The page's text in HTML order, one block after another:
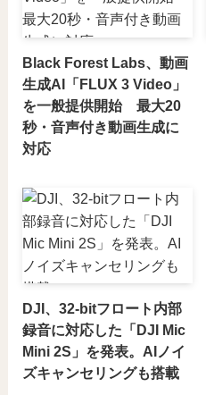
Black Forest Labs、動画
生成AI「FLUX 3 Video」
を一般提供開始 最大20
秒・音声付き動画生成に
対応
DJI、32-bitフロート内部
録音に対応した「DJI Mic
Mini 2S」を発表。AIノイ
ズキャンセリングも搭載